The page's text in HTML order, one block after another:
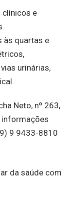
clínicos e
às quartas e
urinárias,
Neto, nº 263,
informações
9 9433-8810